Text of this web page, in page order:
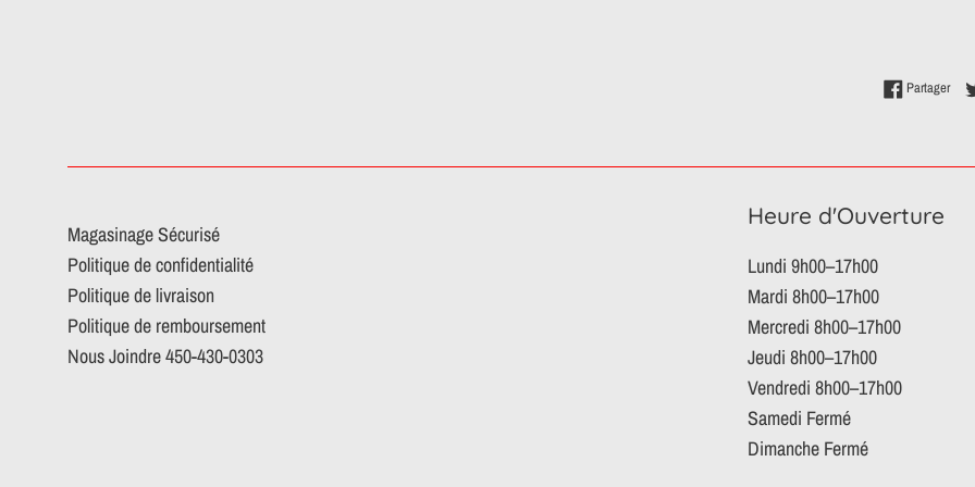
Partager
Magasinage Sécurisé
Politique de confidentialité
Politique de livraison
Politique de remboursement
Nous Joindre 450-430-0303
Heure d'Ouverture
Lundi 9h00–17h00
Mardi 8h00–17h00
Mercredi 8h00–17h00
Jeudi 8h00–17h00
Vendredi 8h00–17h00
Samedi Fermé
Dimanche Fermé